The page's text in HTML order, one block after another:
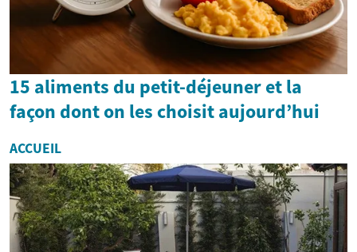
15 aliments du petit-déjeuner et la
façon dont on les choisit aujourd’hui
ACCUEIL